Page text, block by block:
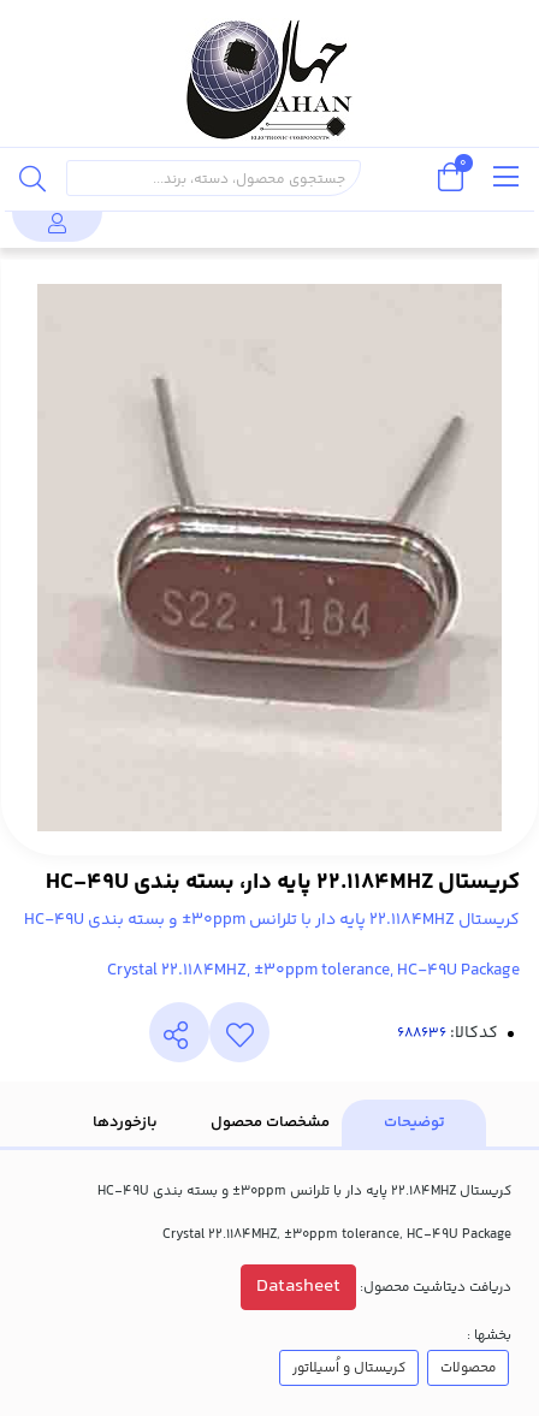
محصولات
کریستال و
کریستال 22.1184MHZ پایه دار، بسته بندی
کریستال 22.1184MHZ پایه دار، بسته بندی HC-49U
کریستال 22.1184MHZ پایه دار با تلرانس 30ppm± و بسته بندی HC-49U
Crystal 22.1184MHZ, ±30ppm tolerance, HC-49U Package
کدکالا:
توضیحات مشخصات محصول بازخوردها
کریستال 22.184MHZ پایه دار با تلرانس 30ppm± و بسته بندی HC-49U
Crystal 22.1184MHZ, ±30ppm tolerance, HC-49U Package
دریافت دیتاشیت محصول: Datasheet
بخشها :
محصولات
کریستال و اُسیلاتور
0